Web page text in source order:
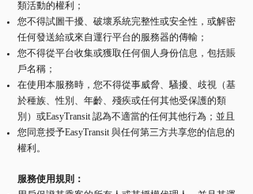
類活動的權利；
您不得試圖干擾、破壞系統完整性或安全性，或解密
任何發送給或來自運行平台的服務器的傳輸；
您不得從平台收集或獲取任何個人身份信息，包括賬
戶名稱；
在使用本服務時，您不得從事威脅、騷擾、歧視（基
於種族、性別、年齡、殘疾或任何其他受保護的類
別）或EasyTransit 認為不適當的任何其他行為；並且
您同意授予EasyTransit 與任何第三方共享您的信息的
權利。
服務使用規則：